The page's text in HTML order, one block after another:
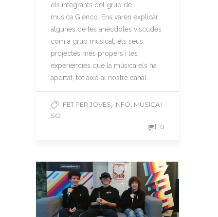
els integrants del grup de
música Gienco. Ens varen explicar
algunes de les anècdotes viscudes
com a grup musical, els seus
projectes més propers i les
experiències que la música els ha
aportat, tot això al nostre canal…
FET PER JOVES, INFO, MÚSICA I
SO
0